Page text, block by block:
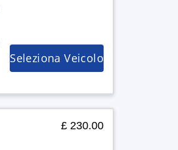
Seleziona Veicolo
£ 230.00